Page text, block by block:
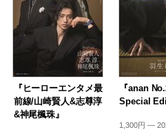
『ヒーローエンタメ最
前線/山崎賢人&志尊淳
&神尾楓珠』
『anan
Special
1,300円 —